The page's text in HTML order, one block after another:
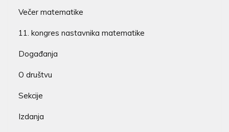
Večer matematike
11. kongres nastavnika matematike
Događanja
O društvu
Sekcije
Izdanja